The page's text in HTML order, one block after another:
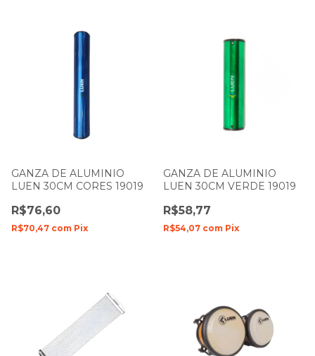
GANZA DE ALUMINIO
LUEN 30CM CORES 19019
R$76,60
R$70,47 com Pix
GANZA DE ALUMINIO
LUEN 30CM VERDE 19019
R$58,77
R$54,07 com Pix